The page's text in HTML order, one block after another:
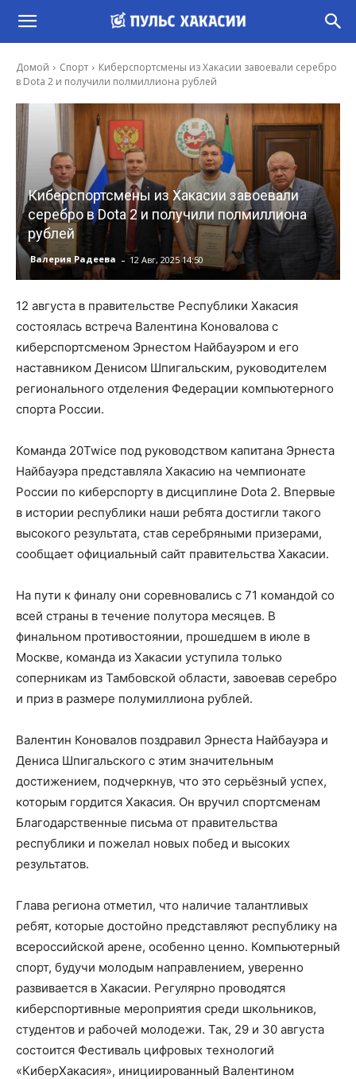
Домой Спорт
Киберспортсмены из Хакасии завоевали серебро
в Dota 2 и получили полмиллиона рублей
Киберспортсмены из Хакасии завоевали
серебро в Dota 2 и получили полмиллиона
рублей
Валерия Радеева - 12 Авг, 2025 14:50
12 августа в правительстве Республики Хакасия
состоялась встреча Валентина Коновалова с
киберспортсменом Эрнестом Найбауэром и его
наставником Денисом Шпигальским, руководителем
регионального отделения Федерации компьютерного
спорта России.
Команда 20Twice под руководством капитана Эрнеста
Найбауэра представляла Хакасию на чемпионате
России по киберспорту в дисциплине Dota 2. Впервые
в истории республики наши ребята достигли такого
высокого результата, став серебряными призерами,
сообщает официальный сайт правительства Хакасии.
На пути к финалу они соревновались с 71 командой со
всей страны в течение полутора месяцев. В
финальном противостоянии, прошедшем в июле в
Москве, команда из Хакасии уступила только
соперникам из Тамбовской области, завоевав серебро
и приз в размере полумиллиона рублей.
Валентин Коновалов поздравил Эрнеста Найбауэра и
Дениса Шпигальского с этим значительным
достижением, подчеркнув, что это серьёзный успех,
которым гордится Хакасия. Он вручил спортсменам
Благодарственные письма от правительства
республики и пожелал новых побед и высоких
результатов.
Глава региона отметил, что наличие талантливых
ребят, которые достойно представляют республику на
всероссийской арене, особенно ценно. Компьютерный
спорт, будучи молодым направлением, уверенно
развивается в Хакасии. Регулярно проводятся
киберспортивные мероприятия среди школьников,
студентов и рабочей молодежи. Так, 29 и 30 августа
состоится Фестиваль цифровых технологий
«КиберХакасия», инициированный Валентином